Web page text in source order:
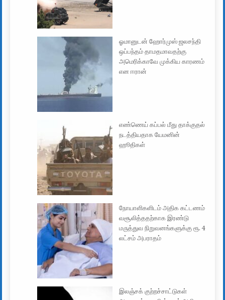
ஓமானுடன் ஹோர்முஸ் ஜலசந்தி
ஒப்பந்தம் தாமதமாவதற்கு
அமெரிக்காவே முக்கிய காரணம்
என ஈரான்
எண்ணெய் கப்பல் மீது தாக்குதல்
நடத்தியதாக யேமனின்
ஹூதிகள்
நோயாளிகளிடம் அதிக கட்டணம்
வசூலித்ததற்காக இரண்டு
மருத்துவ நிறுவனங்களுக்கு ரூ. 4
லட்சம் அபராதம்
இலஞ்சக் குற்றச்சாட்டுகள்